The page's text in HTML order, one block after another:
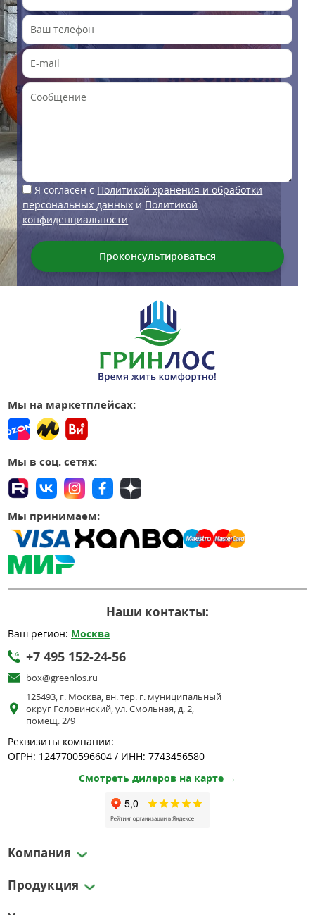
Я согласен с Политикой хранения и обработки
персональных данных и Политикой
конфиденциальности
Мы на маркетплейсах:
Мы в соц. сетях:
Мы принимаем:
Наши контакты:
Ваш регион: Москва
+7 495 152-24-56
box@greenlos.ru
125493, г. Москва, вн. тер. г. муниципальный
округ Головинский, ул. Смольная, д. 2,
помещ. 2/9
Реквизиты компании:
ОГРН: 1247700596604 / ИНН: 7743456580
Смотреть дилеров на карте →
Компания
Продукция